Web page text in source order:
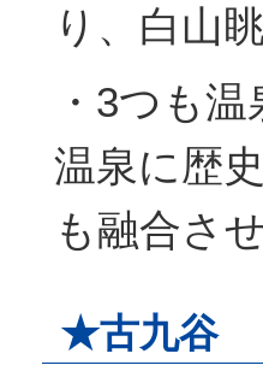
り、白山
・3つも
温泉に歴
も融合さ
★古九谷